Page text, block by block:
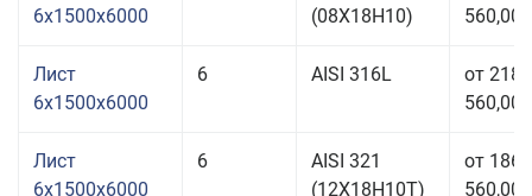
6x1500x6000
(08Х18Н10)
560,00
Лист
6x1500x6000
6 AISI 316L
от 218
560,00
Лист
6x1500x6000
6
AISI 321
(12Х18Н10Т)
от 186
560,00